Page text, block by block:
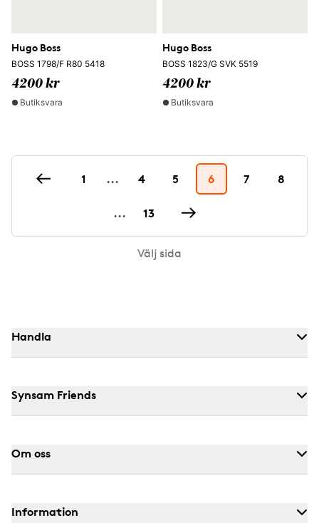
Hugo Boss
BOSS 1798/F R80 5418
4200 kr
Butiksvara
Hugo Boss
BOSS 1823/G SVK 5519
4200 kr
Butiksvara
1 ... 4 5 6 7 8
... 13
Välj sida
Handla
Synsam Friends
Om oss
Information